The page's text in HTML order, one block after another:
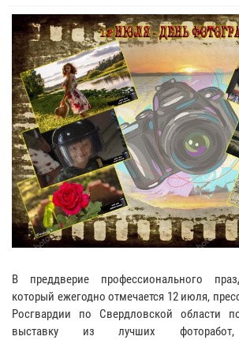
В преддверие профессионального
который ежегодно отмечается 12 июля,
Росгвардии по Свердловской области
выставку из лучших фоторабот,